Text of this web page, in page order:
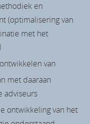
en
(optimalisering van
met het
van
met daaraan
adviseurs
ontwikkeling van het